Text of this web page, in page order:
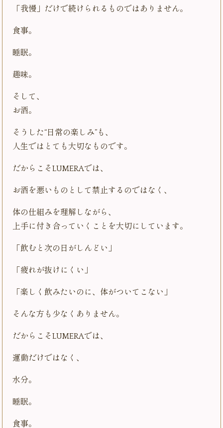
「我慢」だけで続けられるものではありません。
食事。
睡眠。
趣味。
そして、
お酒。
そうした“日常の楽しみ”も、
人生ではとても大切なものです。
だからこそLUMERAでは、
お酒を悪いものとして禁止するのではなく、
体の仕組みを理解しながら、
上手に付き合っていくことを大切にしています。
「飲むと次の日がしんどい」
「疲れが抜けにくい」
「楽しく飲みたいのに、体がついてこない」
そんな方も少なくありません。
だからこそLUMERAでは、
運動だけではなく、
水分。
睡眠。
食事。